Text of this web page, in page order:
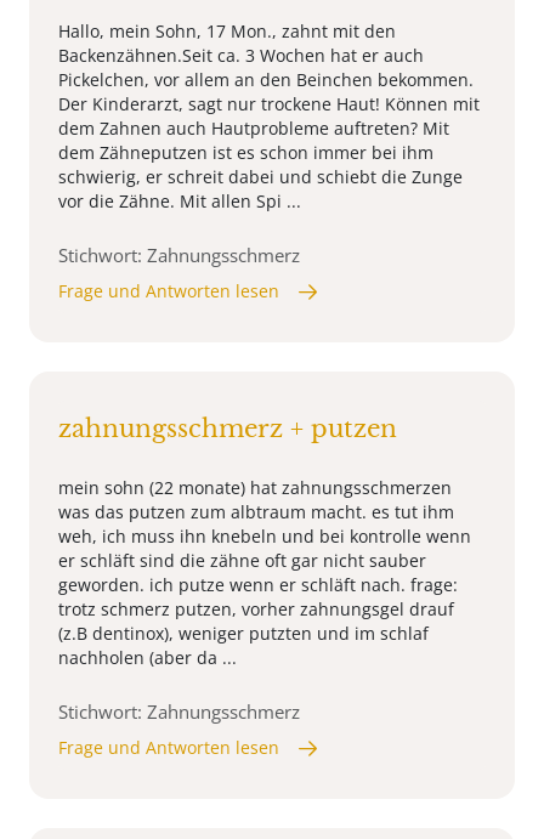
Hallo, mein Sohn, 17 Mon., zahnt mit den
Backenzähnen.Seit ca. 3 Wochen hat er auch
Pickelchen, vor allem an den Beinchen bekommen.
Der Kinderarzt, sagt nur trockene Haut! Können mit
dem Zahnen auch Hautprobleme auftreten? Mit
dem Zähneputzen ist es schon immer bei ihm
schwierig, er schreit dabei und schiebt die Zunge
vor die Zähne. Mit allen Spi ...
Stichwort: Zahnungsschmerz
Frage und Antworten lesen
zahnungsschmerz + putzen
mein sohn (22 monate) hat zahnungsschmerzen
was das putzen zum albtraum macht. es tut ihm
weh, ich muss ihn knebeln und bei kontrolle wenn
er schläft sind die zähne oft gar nicht sauber
geworden. ich putze wenn er schläft nach. frage:
trotz schmerz putzen, vorher zahnungsgel drauf
(z.B dentinox), weniger putzten und im schlaf
nachholen (aber da ...
Stichwort: Zahnungsschmerz
Frage und Antworten lesen